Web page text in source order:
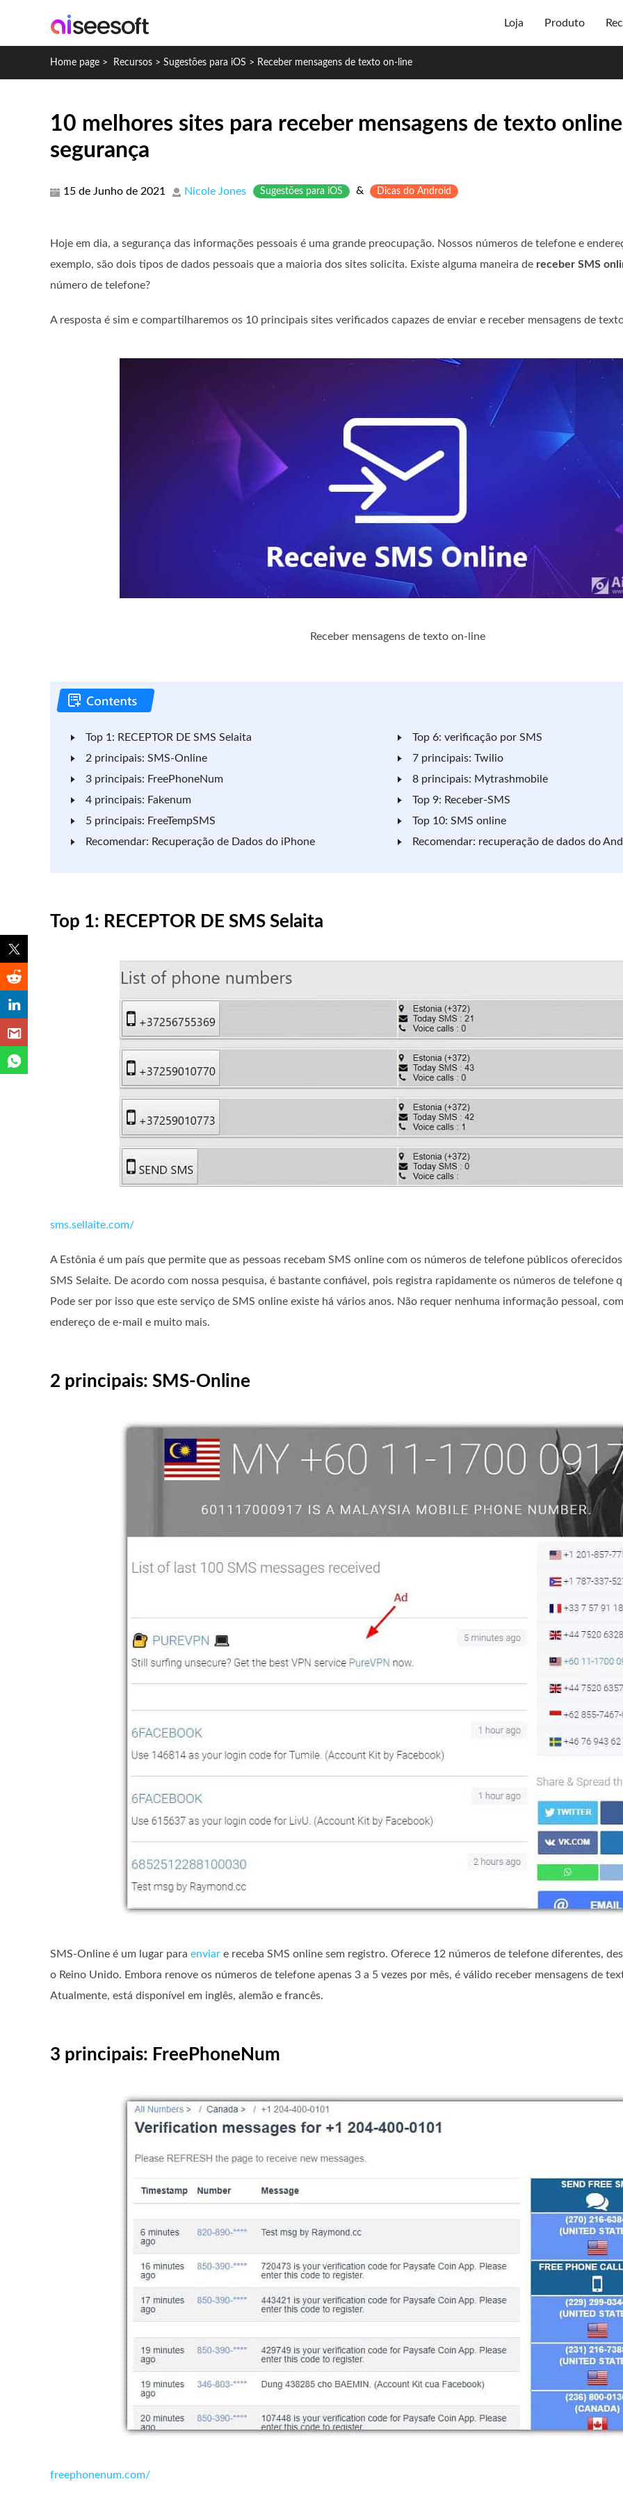
Loja Produto
Home page > Recursos > Sugestões para iOS > Receber mensagens de texto on-line
10 melhores sites para receber mensagens de texto
segurança
15 de Junho de 2021 Nicole Jones Sugestões para iOS & Dicas do Android
Hoje em dia, a segurança das informações pessoais é uma grande preocupação. Nossos números de telefone e
exemplo, são dois tipos de dados pessoais que a maioria dos sites solicita. Existe alguma maneira de receber SMS
número de telefone?
A resposta é sim e compartilharemos os 10 principais sites verificados capazes de enviar e receber mensagens de
Receber mensagens de texto on-line
Top 1: RECEPTOR DE SMS Selaita
2 principais: SMS-Online
3 principais: FreePhoneNum
4 principais: Fakenum
5 principais: FreeTempSMS
Recomendar: Recuperação de Dados do iPhone
Top 6: verificação por SMS
7 principais: Twilio
8 principais: Mytrashmobile
Top 9: Receber-SMS
Top 10: SMS online
Recomendar: recuperação de dados do
Top 1: RECEPTOR DE SMS Selaita
sms.sellaite.com/
A Estônia é um país que permite que as pessoas recebam SMS online com os números de telefone públicos
SMS Selaite. De acordo com nossa pesquisa, é bastante confiável, pois registra rapidamente os números de telefone
Pode ser por isso que este serviço de SMS online existe há vários anos. Não requer nenhuma informação pessoal,
endereço de e-mail e muito mais.
2 principais: SMS-Online
SMS-Online é um lugar para enviar e receba SMS online sem registro. Oferece 12 números de telefone diferentes,
o Reino Unido. Embora renove os números de telefone apenas 3 a 5 vezes por mês, é válido receber mensagens de
Atualmente, está disponível em inglês, alemão e francês.
3 principais: FreePhoneNum
freephonenum.com/